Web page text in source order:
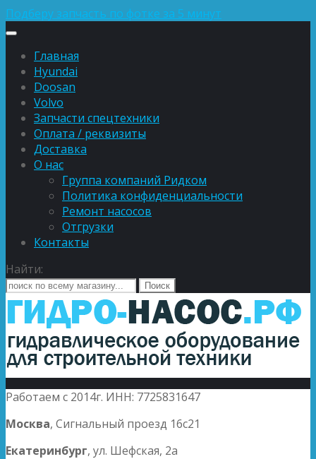
Подберу запчасть по фотке за 5 минут
Главная
Hyundai
Doosan
Volvo
Запчасти спецтехники
Оплата / реквизиты
Доставка
О нас
Группа компаний Ридком
Политика конфиденциальности
Ремонт насосов
Отгрузки
Контакты
Найти:
Работаем с 2014г. ИНН: 7725831647
Москва, Сигнальный проезд 16с21
Екатеринбург, ул. Шефская, 2а